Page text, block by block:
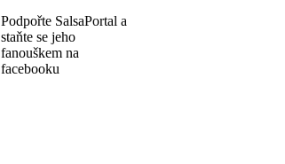
Podpořte SalsaPortal a
staňte se jeho
fanouškem na
facebooku